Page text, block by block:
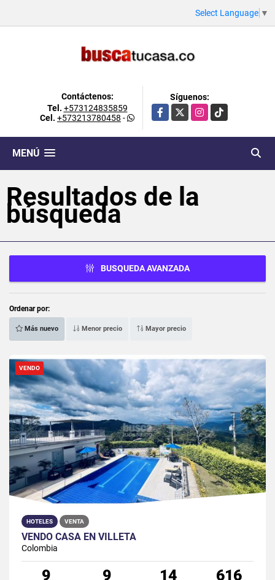
Select Language ▼
Contáctenos:
Tel. +573124835859
Cel. +573213780458 -
Síguenos:
Facebook
X Instagram
TikTok
MENÚ
Resultados de la
búsqueda
BUSQUEDA AVANZADA
Ordenar por:
Más nuevo Menor precio Mayor precio
VENDO
HOTELES VENTA
VENDO CASA EN VILLETA
Colombia
9 9 14 616